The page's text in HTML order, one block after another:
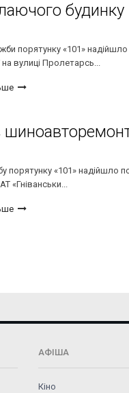
порятунку «101»
вулиці Пролетарсь...
порятунку «101» надійшло
«Гніванськи...
АФІША
Кіно